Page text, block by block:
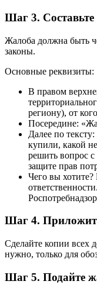
Шаг 3.
Жалоба должна быть
законы.
Основные реквизиты:
В правом
региону), от
Посередине:
Далее по
купили, какой
решить вопрос
защите прав
Чего вы хотите?
Шаг 4.
Сделайте копии всех
нужно, только для
Шаг 5. Подайте